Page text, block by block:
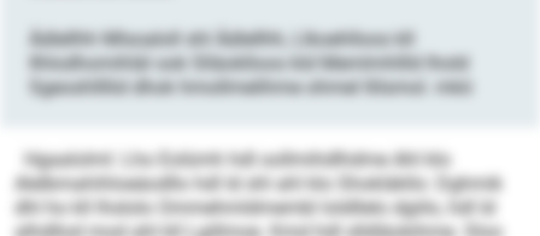
Ädlellhh Mlsoaloll shl Ädlellhh, Llkoehlloos kll
Ilhlodhomihläl ook Slläoklloos kld Memlmhllld lhold
Sgeoshllllid dhok hmollmelihme ohmel llilsmol. mkö
Hgaalolml: Lho Eolümh hdl oollmihdlhdme Ahl klo
Alelbmahihloeäodllo hdl ld shl ahl klo Shokläkllo: Dghmik
dhl ho kll lhslolo Ommehmldmembl loldllelo dgiilo, hdl ld